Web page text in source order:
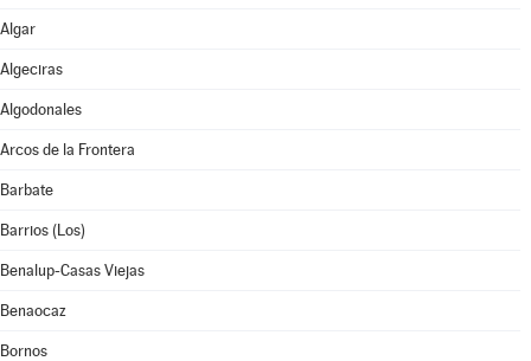
Algar
Algeciras
Algodonales
Arcos de la Frontera
Barbate
Barrios (Los)
Benalup-Casas Viejas
Benaocaz
Bornos